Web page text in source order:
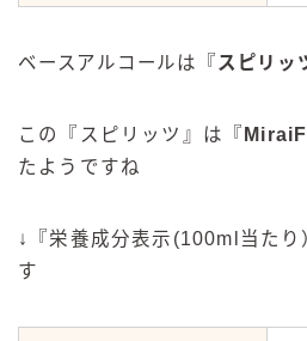
ベースアルコールは『スピリッ
この『スピリッツ』は『
たようですね
↓『栄養成分表示(100ml当たり
す